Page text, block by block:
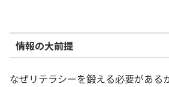
情報の大前提
なぜリテラシーを鍛える必要がある